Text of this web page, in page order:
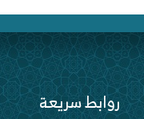
روابط سريعة